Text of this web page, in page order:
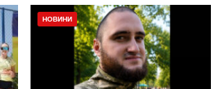
НОВИНИ